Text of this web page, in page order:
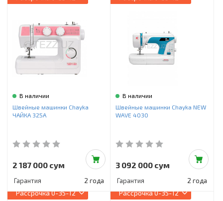
В наличии
Швейные машинки Chayka
ЧАЙКА 325A
2 187 000 сум
Гарантия 2 года
В наличии
Швейные машинки Chayka NEW
WAVE 4030
3 092 000 сум
Гарантия 2 года
Рассрочка0-35-12 Рассрочка0-35-12